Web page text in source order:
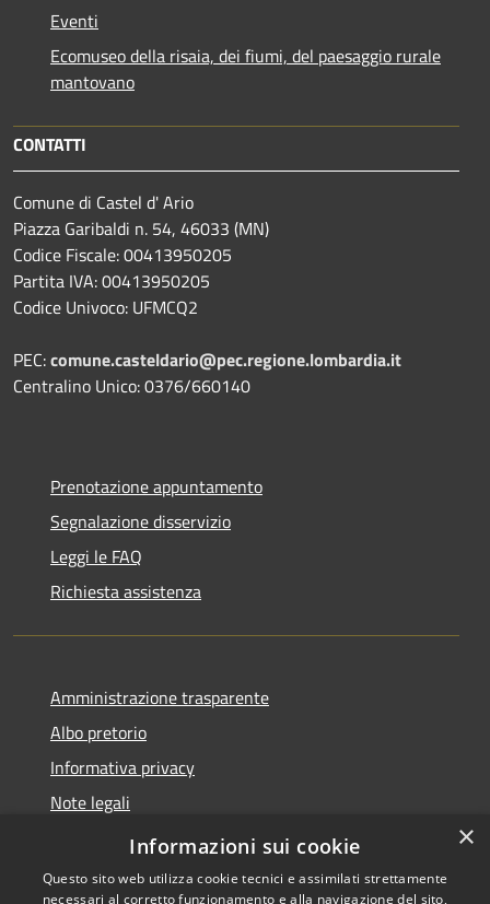
Eventi
Ecomuseo della risaia, dei fiumi, del paesaggio rurale
mantovano
CONTATTI
Comune di Castel d' Ario
Piazza Garibaldi n. 54, 46033 (MN)
Codice Fiscale: 00413950205
Partita IVA: 00413950205
Codice Univoco: UFMCQ2
PEC:comune.casteldario@pec.regione.lombardia.it
Centralino Unico: 0376/660140
Prenotazione appuntamento
Segnalazione disservizio
Leggi le FAQ
Richiesta assistenza
Amministrazione trasparente
Albo pretorio
Informativa privacy
Note legali
Dichiarazione di accessibilità
×
Informazioni sui cookie
Questo sito web utilizza cookie tecnici e assimilati strettamente
necessari al corretto funzionamento e alla navigazione del sito,